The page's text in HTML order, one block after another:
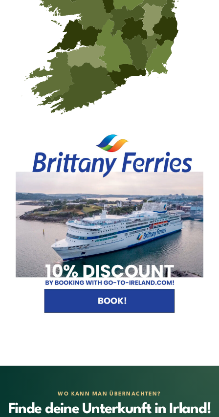
WO KANN MAN ÜBERNACHTEN?
Finde deine Unterkunft in Irland!